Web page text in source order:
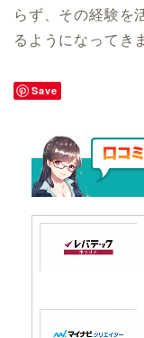
らず、その経験を
るようになってき
Save